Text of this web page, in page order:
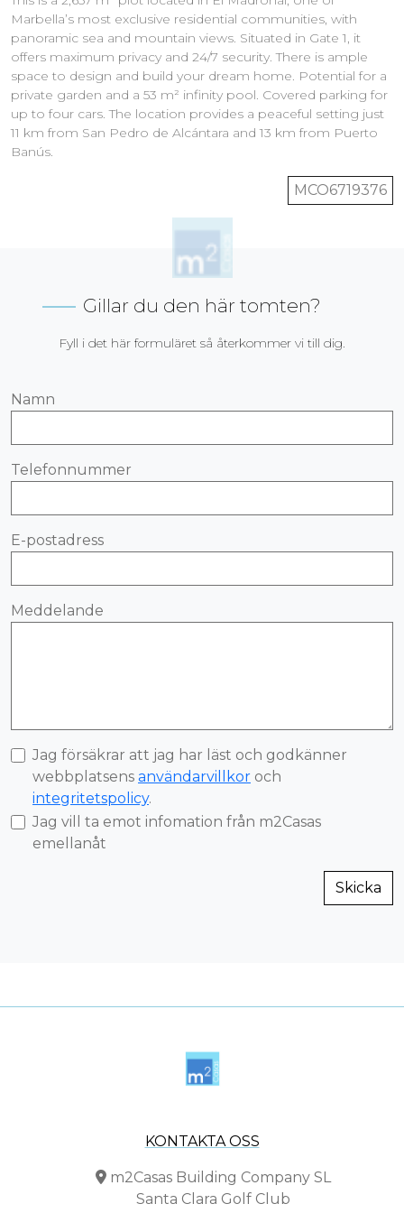
Marbella’s most exclusive residential communities, with
panoramic sea and mountain views. Situated in Gate 1, it
offers maximum privacy and 24/7 security. There is ample
space to design and build your dream home. Potential for a
private garden and a 53 m² infinity pool. Covered parking for
up to four cars. The location provides a peaceful setting just
11 km from San Pedro de Alcántara and 13 km from Puerto
Banús.
MCO6719376
Gillar du den här tomten?
Fyll i det här formuläret så återkommer vi till dig.
Namn
Telefonnummer
E-postadress
Meddelande
Jag försäkrar att jag har läst och godkänner
webbplatsens användarvillkor och
integritetspolicy.
Jag vill ta emot infomation från m2Casas
emellanåt
Skicka
KONTAKTA OSS
m2Casas Building Company SL
Santa Clara Golf Club